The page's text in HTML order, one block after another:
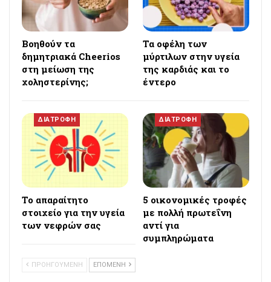
Βοηθούν τα
δημητριακά Cheerios
στη μείωση της
χοληστερίνης;
Τα οφέλη των
μύρτιλων στην υγεία
της καρδιάς και το
έντερο
ΔΙΑΤΡΟΦΗ
Το απαραίτητο
στοιχείο για την υγεία
των νεφρών σας
ΔΙΑΤΡΟΦΗ
5 οικονομικές τροφές
με πολλή πρωτεΐνη
αντί για
συμπληρώματα
ΠΡΟΗΓΟΥΜΕΝΗ ΕΠΟΜΕΝΗ